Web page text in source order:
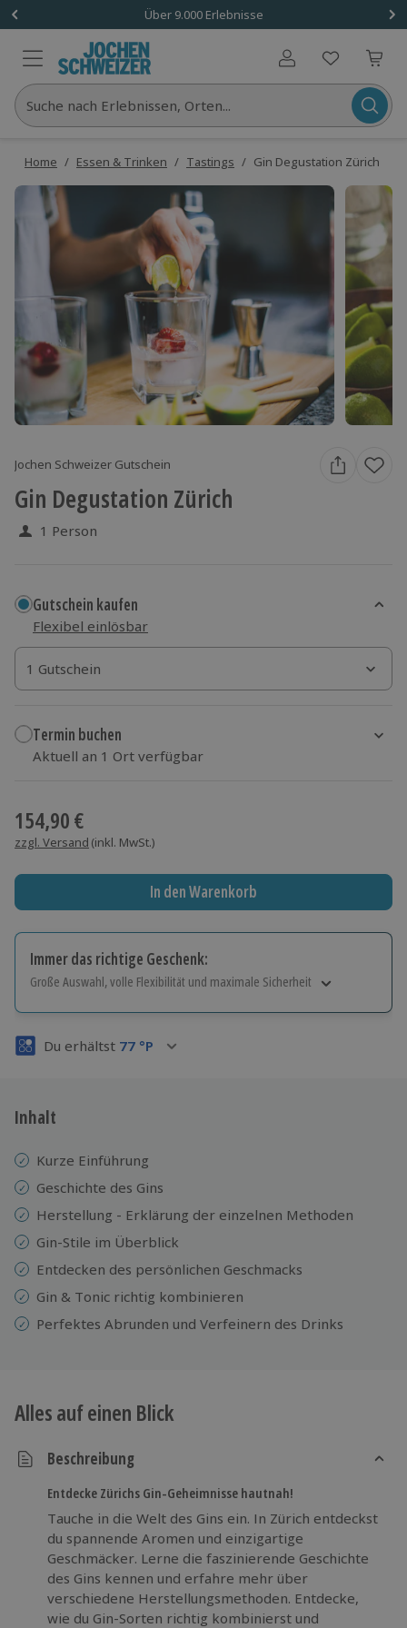
Über 9.000 Erlebnisse
Benutzerkonto
Suche nach Erlebnissen, Orten...
Home / Essen & Trinken / Tastings / Gin Degustation Zürich
Jochen Schweizer Gutschein
Gin Degustation Zürich
1 Person
Gutschein kaufen
Flexibel einlösbar
1 Gutschein
1 Gutschein
1 Gutschein
Termin buchen
Aktuell an 1 Ort verfügbar
154,90 €
zzgl. Versand (inkl. MwSt.)
In den Warenkorb
Immer das richtige Geschenk:
Große Auswahl, volle Flexibilität und maximale Sicherheit
Volle Flexibilität
3 Jahre gültig & verlängerbar.
Du erhältst 77 °P
Inhalt
Kurze Einführung
Geschichte des Gins
Herstellung - Erklärung der einzelnen Methoden
Gin-Stile im Überblick
Entdecken des persönlichen Geschmacks
Gin & Tonic richtig kombinieren
Perfektes Abrunden und Verfeinern des Drinks
Alles auf einen Blick
Beschreibung
Entdecke Zürichs Gin-Geheimnisse hautnah!
Tauche in die Welt des Gins ein. In Zürich entdeckst
du spannende Aromen und einzigartige
Geschmäcker. Lerne die faszinierende Geschichte
des Gins kennen und erfahre mehr über
verschiedene Herstellungsmethoden. Entdecke,
wie du Gin-Sorten richtig kombinierst und